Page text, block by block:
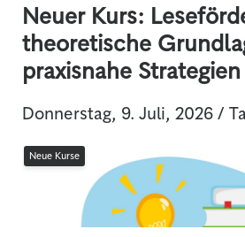
Neuer Kurs:
theoretische
praxisnahe Strategien
Donnerstag, 9. Juli, 2026 /
Neue Kurse